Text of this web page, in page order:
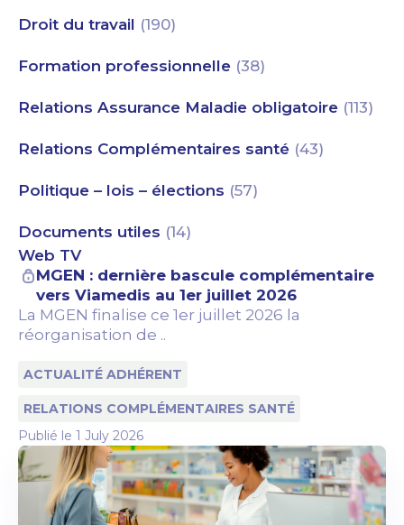
Droit du travail (190)
Formation professionnelle (38)
Relations Assurance Maladie obligatoire (113)
Relations Complémentaires santé (43)
Politique – lois – élections (57)
Documents utiles (14)
Web TV
MGEN : dernière bascule complémentaire
vers Viamedis au 1er juillet 2026
La MGEN finalise ce 1er juillet 2026 la
réorganisation de ..
ACTUALITÉ ADHÉRENT
RELATIONS COMPLÉMENTAIRES SANTÉ
Publié le 1 July 2026